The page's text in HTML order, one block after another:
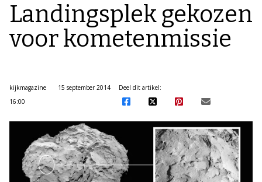
Landingsplek gekozen
voor kometenmissie
kijkmagazine
15 september 2014
16:00
Deel dit artikel: